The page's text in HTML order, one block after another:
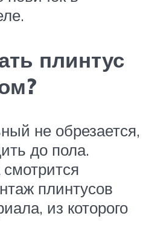
плинтус
не обрезается,
до пола.
плинтусов
из которого